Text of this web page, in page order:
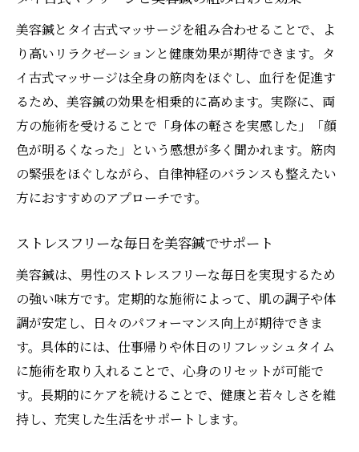
美容鍼とタイ古式マッサージを組み合わせることで、よ
り高いリラクゼーションと健康効果が期待できます。タ
イ古式マッサージは全身の筋肉をほぐし、血行を促進す
るため、美容鍼の効果を相乗的に高めます。実際に、両
方の施術を受けることで「身体の軽さを実感した」「顔
色が明るくなった」という感想が多く聞かれます。筋肉
の緊張をほぐしながら、自律神経のバランスも整えたい
方におすすめのアプローチです。
ストレスフリーな毎日を美容鍼でサポート
美容鍼は、男性のストレスフリーな毎日を実現するため
の強い味方です。定期的な施術によって、肌の調子や体
調が安定し、日々のパフォーマンス向上が期待できま
す。具体的には、仕事帰りや休日のリフレッシュタイム
に施術を取り入れることで、心身のリセットが可能で
す。長期的にケアを続けることで、健康と若々しさを維
持し、充実した生活をサポートします。